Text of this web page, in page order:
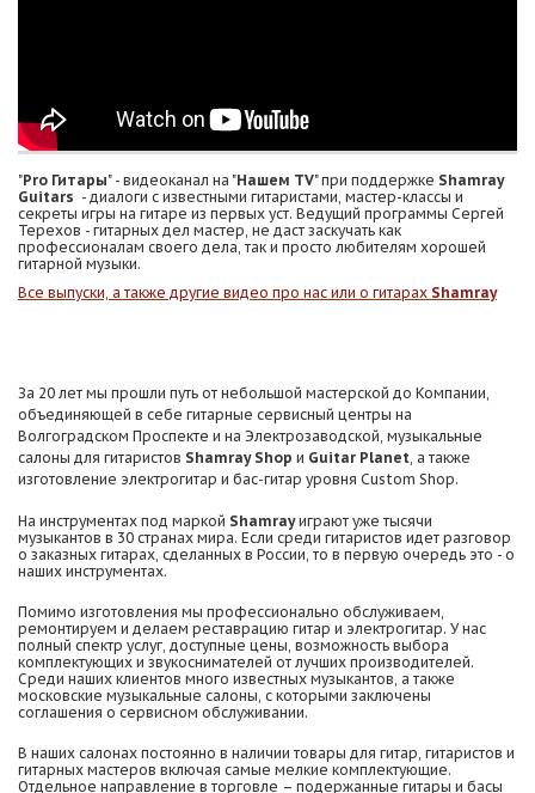
"Pro Гитары" - видеоканал на "Нашем TV" при поддержке Shamray
Guitars - диалоги с известными гитаристами, мастер-классы и
секреты игры на гитаре из первых уст. Ведущий программы Сергей
Терехов - гитарных дел мастер, не даст заскучать как
профессионалам своего дела, так и просто любителям хорошей
гитарной музыки.
Все выпуски, а также другие видео про нас или о гитарах Shamray
За 20 лет мы прошли путь от небольшой мастерской до Компании,
объединяющей в себе гитарные сервисный центры на
Волгоградском Проспекте и на Электрозаводской, музыкальные
салоны для гитаристов Shamray Shop и Guitar Planet , а также
изготовление электрогитар и бас-гитар уровня Custom Shop.
На инструментах под маркой Shamrayиграют уже тысячи
музыкантов в 30 странах мира. Если среди гитаристов идет разговор
о заказных гитарах, сделанных в России, то в первую очередь это - о
наших инструментах.
Помимо изготовления мы профессионально обслуживаем,
ремонтируем и делаем реставрацию гитар и электрогитар. У нас
полный спектр услуг, доступные цены, возможность выбора
комплектующих и звукоснимателей от лучших производителей.
Среди наших клиентов много известных музыкантов, а также
московские музыкальные салоны, с которыми заключены
соглашения о сервисном обслуживании.
В наших салонах постоянно в наличии товары для гитар, гитаристов и
гитарных мастеров включая самые мелкие комплектующие.
Отдельное направление в торговле – подержанные гитары и басы